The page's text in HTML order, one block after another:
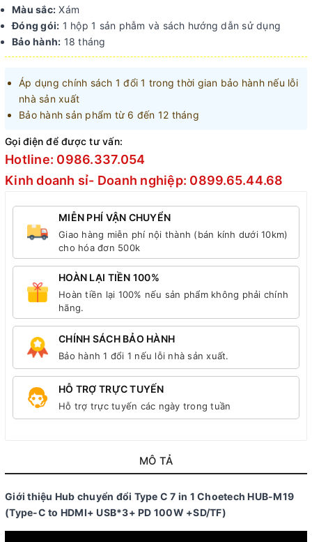
Màu sắc: Xám
Đóng gói: 1 hộp 1 sản phẫm và sách hướng dẫn sử dụng
Bảo hành: 18 tháng
Áp dụng chính sách 1 đổi 1 trong thời gian bảo hành nếu lỗi
nhà sản xuất
Bảo hành sản phẩm từ 6 đến 12 tháng
Gọi điện để được tư vấn:
Hotline: 0986.337.054
Kinh doanh sỉ- Doanh nghiệp: 0899.65.44.68
MIỄN PHÍ VẬN CHUYỂN
Giao hàng miễn phí nội thành (bán kính dưới 10km)
cho hóa đơn 500k
HOÀN LẠI TIỀN 100%
Hoàn tiền lại 100% nếu sản phẩm không phải chính
hãng.
CHÍNH SÁCH BẢO HÀNH
Bảo hành 1 đổi 1 nếu lỗi nhà sản xuất.
HỖ TRỢ TRỰC TUYẾN
Hỗ trợ trực tuyến các ngày trong tuần
MÔ TẢ
Giới thiệu Hub chuyển đổi Type C 7 in 1 Choetech HUB-M19
(Type-C to HDMI+ USB*3+ PD 100W +SD/TF)